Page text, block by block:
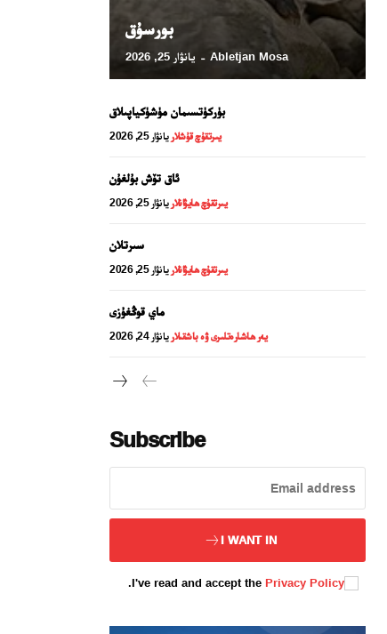
بورسۇق
Abletjan Mosa
- يانۋار 25, 2026
بۈركۈتسىمان مۈشۈكياپىلاق
يىرتقۇچ قۇشلار يانۋار 25, 2026
ئاق تۆش بۇلغۇن
يىرتقۇچ ھايۋانلار يانۋار 25, 2026
سىرتلان
يىرتقۇچ ھايۋانلار يانۋار 25, 2026
ماي قوڭغۇزى
يەر ھاشارەتلىرى ۋە باشقىلار يانۋار 24, 2026
Subscribe
I WANT IN
I've read and accept the Privacy Policy
.